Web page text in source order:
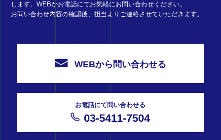
します。WEBかお電話にてお気軽にお問い合わせください。
お問い合わせ内容の確認後、担当よりご連絡させていただきます。
WEBから問い合わせる
お電話にて問い合わせる
03-5411-7504